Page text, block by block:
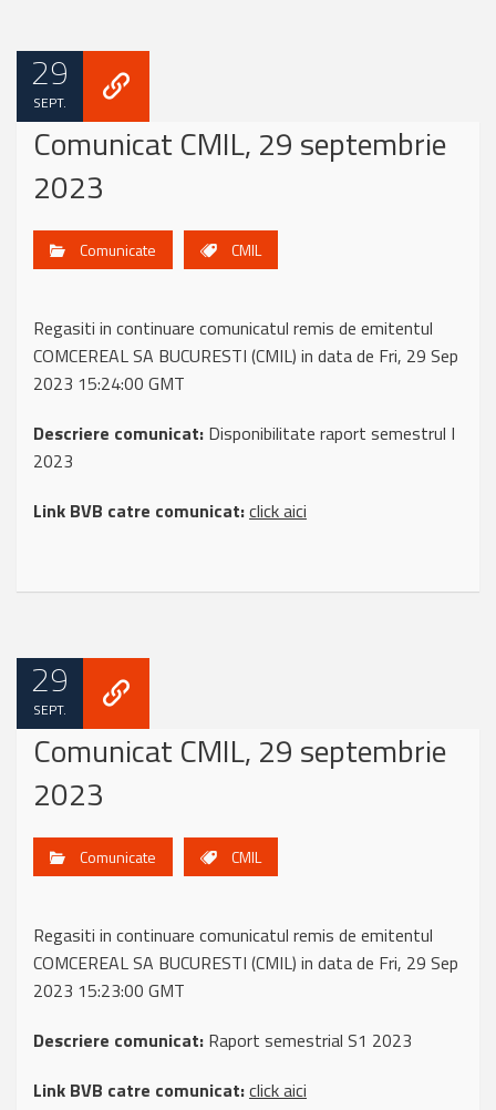
29
SEPT.
Comunicat CMIL, 29 septembrie
2023
Comunicate CMIL
Regasiti in continuare comunicatul remis de emitentul
COMCEREAL SA BUCURESTI (CMIL) in data de Fri, 29 Sep
2023 15:24:00 GMT
Descriere comunicat: Disponibilitate raport semestrul I
2023
Link BVB catre comunicat:click aici
29
SEPT.
Comunicat CMIL, 29 septembrie
2023
Comunicate CMIL
Regasiti in continuare comunicatul remis de emitentul
COMCEREAL SA BUCURESTI (CMIL) in data de Fri, 29 Sep
2023 15:23:00 GMT
Descriere comunicat: Raport semestrial S1 2023
Link BVB catre comunicat:click aici